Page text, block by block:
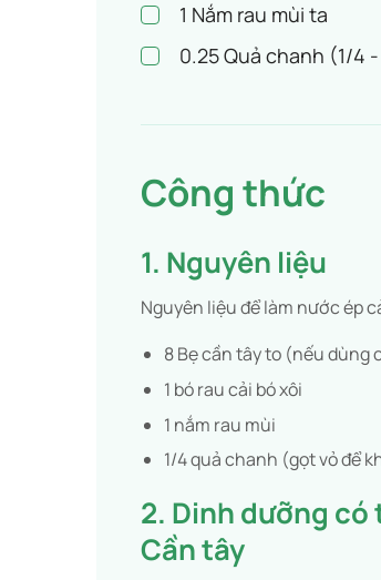
1 Nắm rau mùi ta
0.25Quả chanh (1/4
Công thức
1. Nguyên liệu
Nguyên liệu để làm nước ép
8 Bẹ cần tây to (nếu dùng
1 bó rau cải bó xôi
1 nắm rau mùi
1/4 quả chanh (gọt vỏ để
2. Dinh dưỡng có
Cần tây